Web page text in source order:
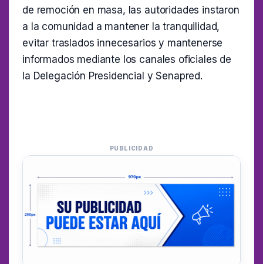
de remoción en masa, las autoridades instaron
a la comunidad a mantener la tranquilidad,
evitar traslados innecesarios y mantenerse
informados mediante los canales oficiales de
la Delegación Presidencial y Senapred.
PUBLICIDAD